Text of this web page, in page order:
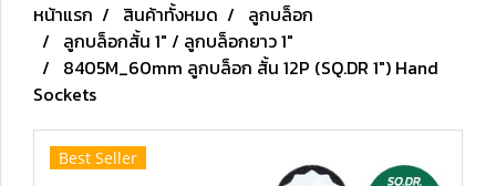
หน้าแรก สินค้าทั้งหมด
ลูกบล็อก
ลูกบล็อกสั้น 1" / ลูกบล็อกยาว 1"
8405M_60mm ลูกบล็อก สั้น 12P (SQ.DR 1") Hand
Sockets
Best Seller